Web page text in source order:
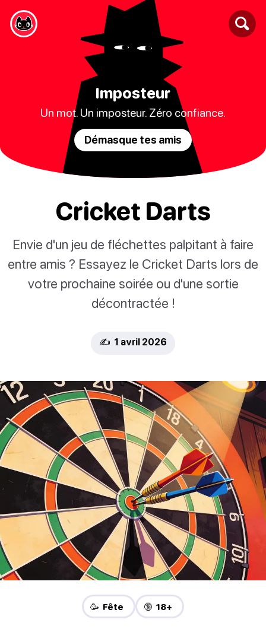
Imposteur
Un mot. Un imposteur. Zéro confiance.
Démasque tes amis
Cricket Darts
Envie d'un jeu de fléchettes palpitant à faire
entre amis ? Essayez le Cricket Darts lors de
votre prochaine soirée ou d'une sortie
décontractée !
✍️ 1 avril 2026
🥳 Fête 🔞 18+